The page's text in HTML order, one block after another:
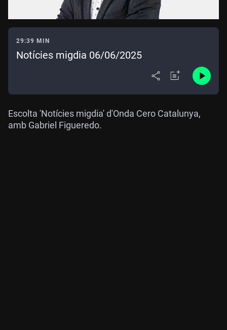
29:39 MIN
Notícies migdia 06/06/2025
Escolta 'Notícies migdia' d'Onda Cero Catalunya,
amb Gabriel Figueredo.